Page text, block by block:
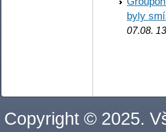
byly
07.08.
Copyright © 2025.